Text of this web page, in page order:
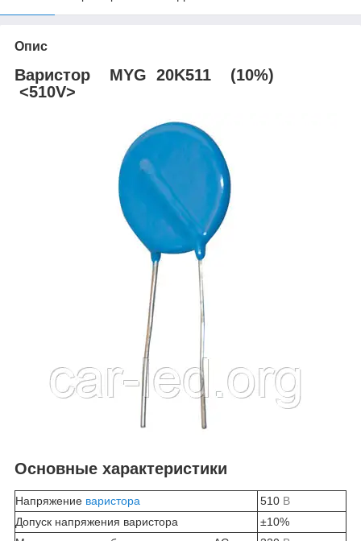
Опис
Варистор MYG 20K511 (10%)
<510V>
Основные характеристики
Напряжение варистора 510 В
Допуск напряжения варистора
±10%